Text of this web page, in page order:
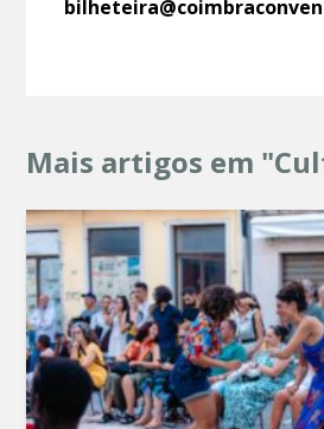
Mais artigos em